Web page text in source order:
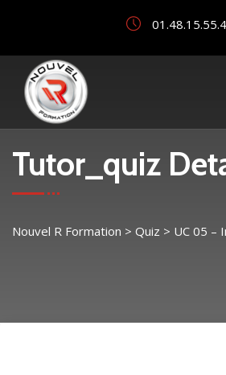
Tutor_quiz
Nouvel R Formation > Quiz > UC 05 –